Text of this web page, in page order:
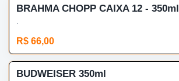
BRAHMA CHOPP CAIXA 12 - 350ml
.
R$ 66,00
BUDWEISER 350ml